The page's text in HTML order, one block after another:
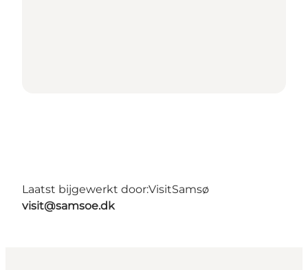
Laatst bijgewerkt door:VisitSamsø
visit@samsoe.dk